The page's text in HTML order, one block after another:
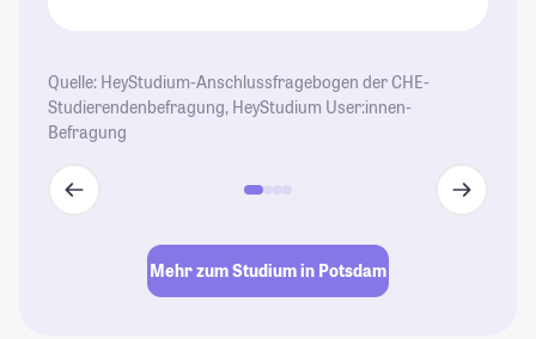
Quelle: HeyStudium-Anschlussfragebogen der CHE-
Studierendenbefragung, HeyStudium User:innen-
Befragung
Mehr zum Studium in Potsdam